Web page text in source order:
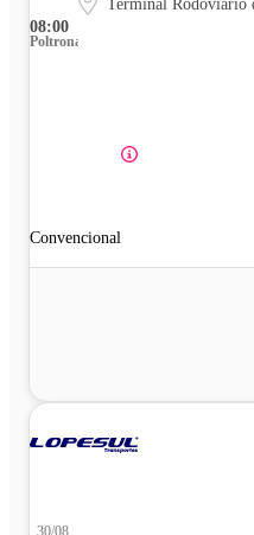
08:00
Terminal Rodoviário
Poltrona
Convencional